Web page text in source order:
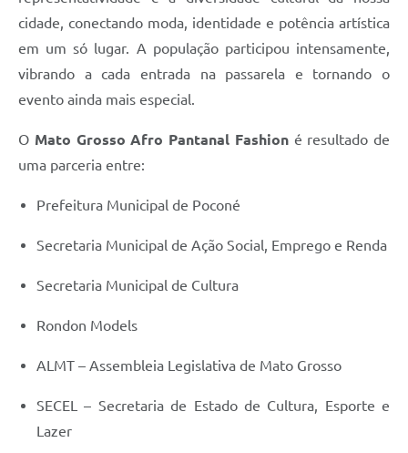
cidade, conectando moda, identidade e potência artística
em um só lugar. A população participou intensamente,
vibrando a cada entrada na passarela e tornando o
evento ainda mais especial.
O Mato Grosso Afro Pantanal Fashioné resultado de
uma parceria entre:
Prefeitura Municipal de Poconé
Secretaria Municipal de Ação Social, Emprego e Renda
Secretaria Municipal de Cultura
Rondon Models
ALMT – Assembleia Legislativa de Mato Grosso
SECEL – Secretaria de Estado de Cultura, Esporte e
Lazer